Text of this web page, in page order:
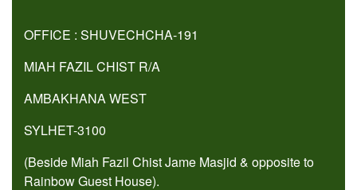
OFFICE : SHUVECHCHA-191
MIAH FAZIL CHIST R/A
AMBAKHANA WEST
SYLHET-3100
(Beside Miah Fazil Chist Jame Masjid & opposite to
Rainbow Guest House).